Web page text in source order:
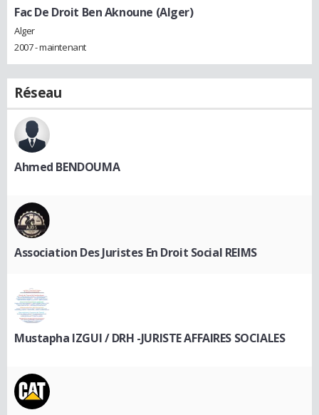
Fac De Droit Ben Aknoune (Alger)
Alger
2007 - maintenant
Réseau
Ahmed BENDOUMA
Association Des Juristes En Droit Social REIMS
Mustapha IZGUI / DRH -JURISTE AFFAIRES SOCIALES